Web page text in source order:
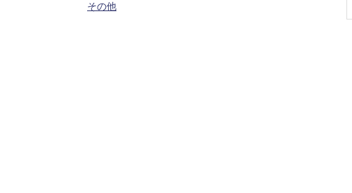
その他